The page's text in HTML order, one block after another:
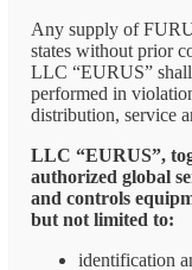
Any supply of
states without prior
LLC “EURUS”
performed in
distribution, service
LLC “EURUS”,
authorized global
and controls
but not limited to:
identification